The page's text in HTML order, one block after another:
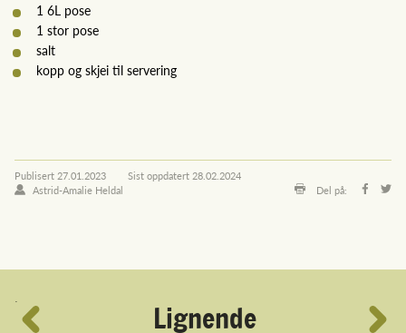
1 6L pose
1 stor pose
salt
kopp og skjei til servering
Publisert 27.01.2023 Sist oppdatert 28.02.2024
Astrid-Amalie Heldal
Del på:
´
Lignende